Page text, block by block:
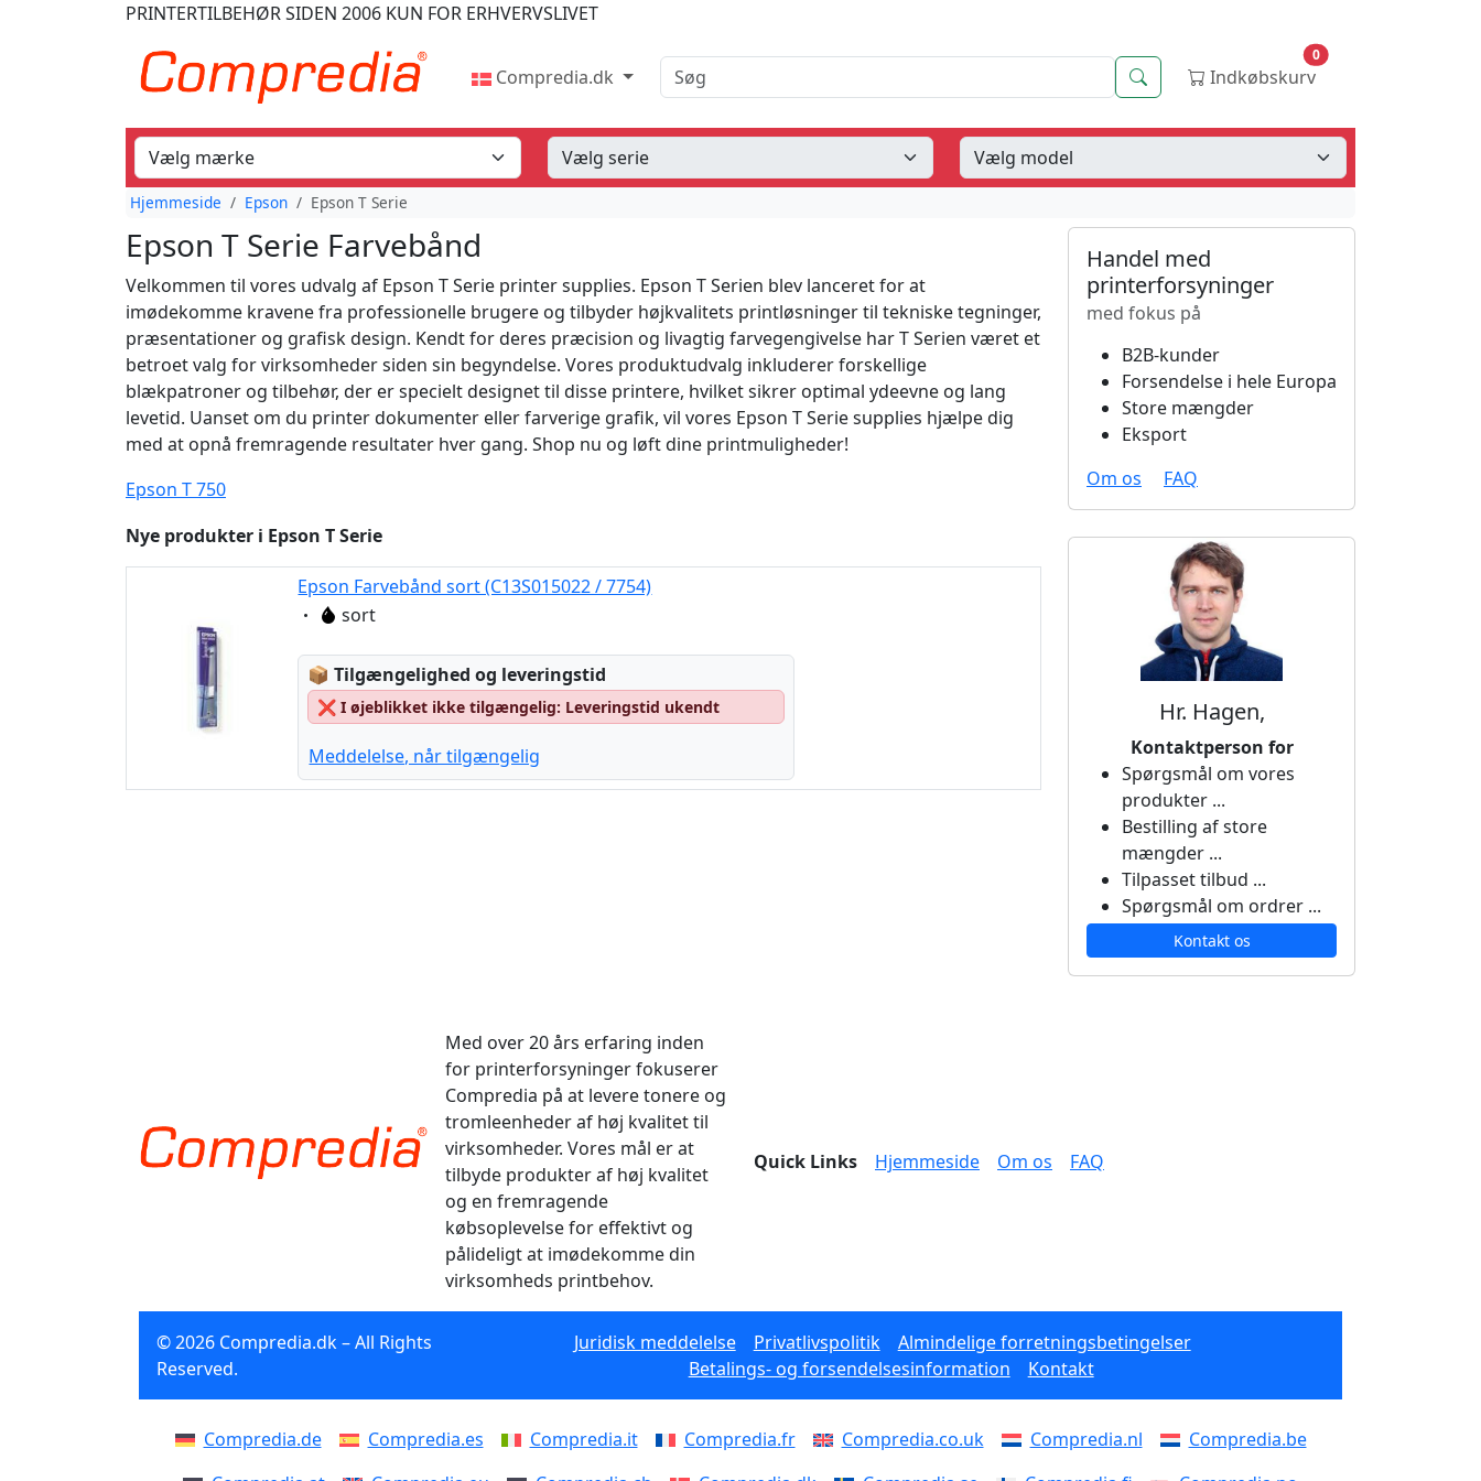
PRINTERTILBEHØRSIDEN 2006 KUN FOR ERHVERVSLIVET
Compredia.dk Søg Indkøbskurv
0
Hjemmeside Epson Epson T Serie
Epson T Serie Farvebånd
Velkommen til vores udvalg af Epson T Serie printer supplies. Epson T Serien blev lanceret for at
imødekomme kravene fra professionelle brugere og tilbyder højkvalitets printløsninger til tekniske tegninger,
præsentationer og grafisk design. Kendt for deres præcision og livagtig farvegengivelse har T Serien været et
betroet valg for virksomheder siden sin begyndelse. Vores produktudvalg inkluderer forskellige
blækpatroner og tilbehør, der er specielt designet til disse printere, hvilket sikrer optimal ydeevne og lang
levetid. Uanset om du printer dokumenter eller farverige grafik, vil vores Epson T Serie supplies hjælpe dig
med at opnå fremragende resultater hver gang. Shop nu og løft dine printmuligheder!
Epson T 750
Nye produkter i Epson T Serie
Epson Farvebånd sort (C13S015022 / 7754)
Eigenschaft:
sort
📦Lagerstatus:
Tilgængelighed og leveringstid
❌ I øjeblikket ikke tilgængelig: Leveringstid ukendt
Meddelelse, når tilgængelig
Handel med
printerforsyninger
med fokus på
B2B-kunder
Forsendelse i hele Europa
Store mængder
Eksport
Om os
FAQ
Hr. Hagen,
Kontaktperson for
Spørgsmål om vores
produkter ...
Bestilling af store
mængder ...
Tilpasset tilbud ...
Spørgsmål om ordrer ...
Kontakt os
Med over 20 års erfaring inden
for printerforsyninger fokuserer
Compredia på at levere tonere og
tromleenheder af høj kvalitet til
virksomheder. Vores mål er at
tilbyde produkter af høj kvalitet
og en fremragende
købsoplevelse for effektivt og
pålideligt at imødekomme din
virksomheds printbehov.
Quick Links Hjemmeside Om os FAQ
© 2026 Compredia.dk – All Rights
Reserved.
Juridisk meddelelse Privatlivspolitik
Almindelige forretningsbetingelser
Betalings- og forsendelsesinformation
Kontakt
Compredia.de Compredia.es Compredia.it Compredia.fr Compredia.co.uk Compredia.nl
Compredia.be